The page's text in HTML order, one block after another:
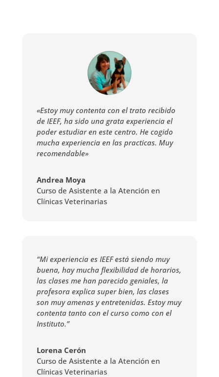
«Estoy muy contenta con el trato recibido
de IEEF, ha sido una grata experiencia el
poder estudiar en este centro. He cogido
mucha experiencia en las practicas. Muy
recomendable»
Andrea Moya
Curso de Asistente a la Atención en
Clínicas Veterinarias
“Mi experiencia es IEEF está siendo muy
buena, hay mucha flexibilidad de horarios,
las clases me han parecido geniales, la
profesora explica super bien, las clases
son muy amenas y entretenidas. Estoy muy
contenta tanto con el curso como con el
Instituto.”
Lorena Cerón
Curso de Asistente a la Atención en
Clínicas Veterinarias